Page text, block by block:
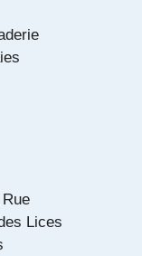
Lices